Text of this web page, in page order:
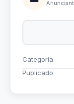
Categoría
Publicado